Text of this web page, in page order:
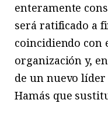
enteramente
será ratificado a
coincidiendo con
organización y,
de un nuevo
Hamás que